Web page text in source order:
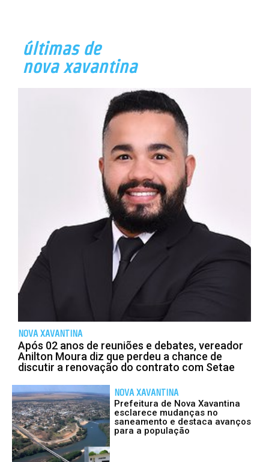
últimas de
nova xavantina
NOVA XAVANTINA
Após 02 anos de reuniões e debates, vereador
Anilton Moura diz que perdeu a chance de
discutir a renovação do contrato com Setae
NOVA XAVANTINA
Prefeitura de Nova Xavantina
esclarece mudanças no
saneamento e destaca avanços
para a população